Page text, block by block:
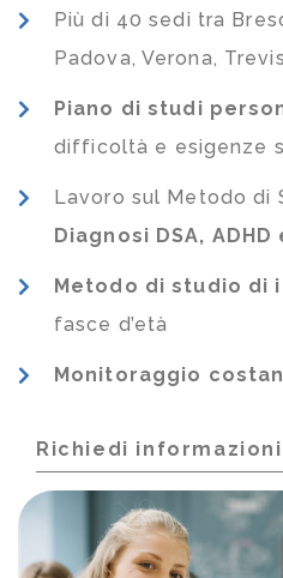
Più di 40 sedi tra
Padova, Verona,
Piano di studi
difficoltà e esigenze
Lavoro sul Metodo di
Diagnosi DSA, ADHD
Metodo di studio di
fasce d’età
Monitoraggio
Richiedi